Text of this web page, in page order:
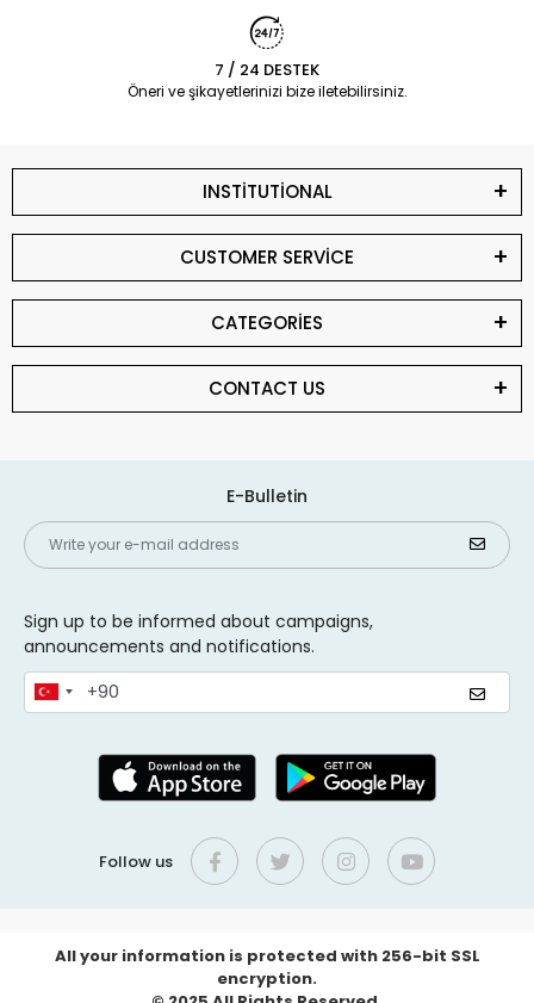
7 / 24 DESTEK
Öneri ve şikayetlerinizi bize iletebilirsiniz.
INSTİTUTİONAL
CUSTOMER SERVİCE
CATEGORİES
CONTACT US
E-Bulletin
Sign up to be informed about campaigns,
announcements and notifications.
Follow us
All your information is protected with 256-bit SSL
encryption.